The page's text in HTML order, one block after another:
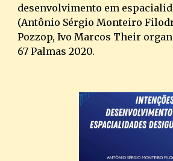
desenvolvimento em
(Antônio Sérgio Monteiro
Pozzop, Ivo Marcos Their
67 Palmas 2020.